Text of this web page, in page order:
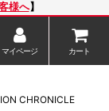
様へ】
マイページ カート
CHRONICLE